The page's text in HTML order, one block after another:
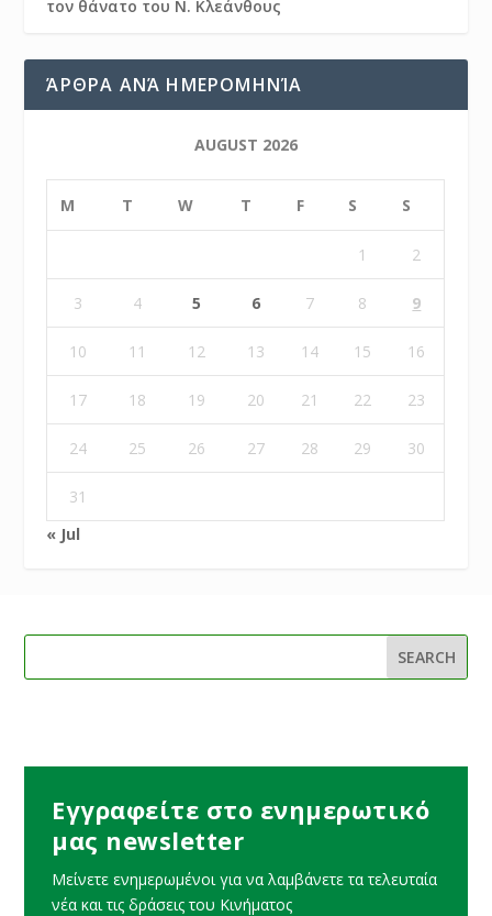
τον θάνατο του Ν. Κλεάνθους
ΆΡΘΡΑ ΑΝΆ ΗΜΕΡΟΜΗΝΊΑ
AUGUST 2026
M T W T F S S
1 2
3 4 5 6 7 8 9
10 11 12 13 14 15 16
17 18 19 20 21 22 23
24 25 26 27 28 29 30
31
« Jul
Εγγραφείτε στο ενημερωτικό
μας newsletter
Μείνετε ενημερωμένοι για να λαμβάνετε τα τελευταία
νέα και τις δράσεις του Κινήματος